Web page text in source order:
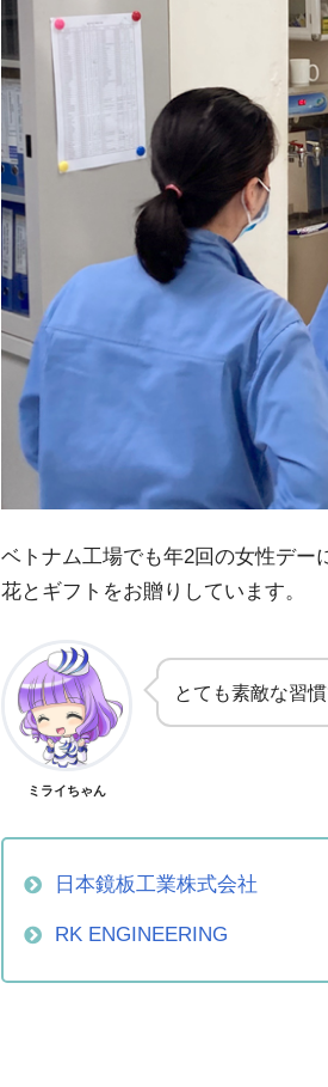
ベトナム工場でも年2回の女性デー
花とギフトをお贈りしています。
ミライちゃん
とても素敵な習慣
日本鏡板工業株式会社
RK ENGINEERING